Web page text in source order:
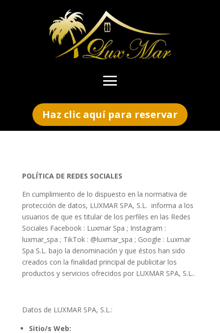
Haz clic aquí para reservar
POLÍTICA DE REDES SOCIALES
En cumplimiento de lo dispuesto en la normativa de
protección de datos, LUXMAR SPA, S.L. informa a los
usuarios de que es titular de los perfiles en las Redes
Sociales Facebook : Luxmar Spa ; Instagram :
luxmar_spa ; TikTok : @luxmar_spa ; Google : Luxmar
Spa S.L. bajo la denominación y que éstos han sido
creados con la finalidad principal de publicitar los
productos y servicios ofrecidos por LUXMAR SPA, S.L..
Datos de LUXMAR SPA, S.L.:
Sitio/s Web: